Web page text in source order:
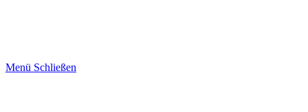
Menü Schließen